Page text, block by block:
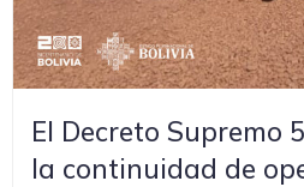
El Decreto Supremo
la continuidad de